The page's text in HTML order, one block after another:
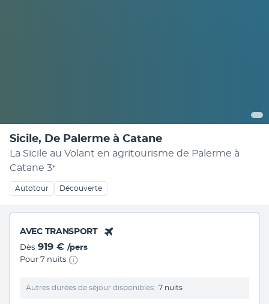
Sicile, De Palerme à Catane
La Sicile au Volant en agritourisme de Palerme à
Catane 3*
Autotour Découverte
AVEC TRANSPORT
Dès 919 € /pers
Pour 7 nuits
Autres durées de séjour disponibles 7 nuits